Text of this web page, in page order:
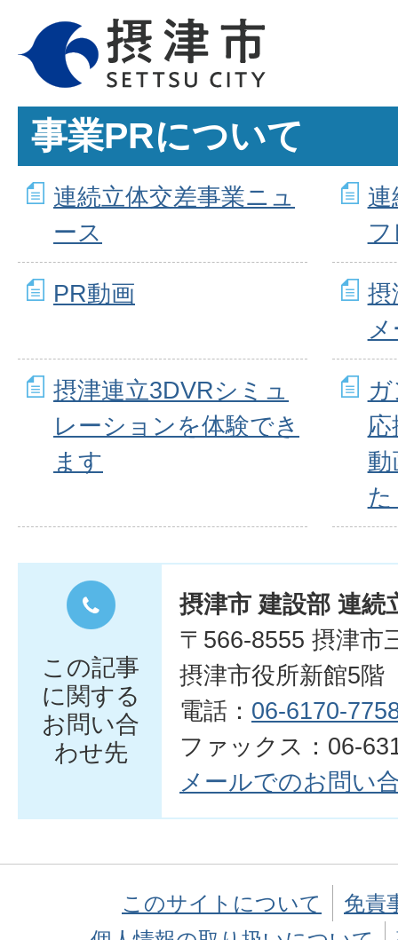
事業PRについて
連続立体交差事業ニュ
ース
連
PR動画
摂
摂津連立3DVRシミュ
レーションを体験でき
ます
た
この記事
に関する
お問い合
わせ先
摂津市 建設部 連続
〒566-8555 摂津市
摂津市役所新館5階
電話： 06-6170-
ファックス：06-
メールでのお問い
このサイトについて
免責